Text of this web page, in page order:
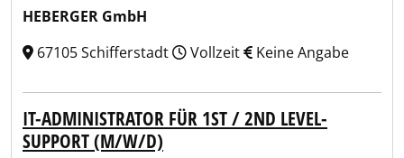
HEBERGER GmbH
67105 Schifferstadt
Vollzeit Keine Angabe
IT-ADMINISTRATOR FÜR 1ST / 2ND LEVEL-
SUPPORT (M/W/D)